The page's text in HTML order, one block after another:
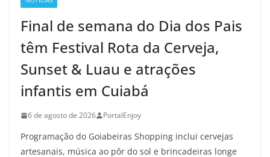
Final de semana do Dia dos Pais
têm Festival Rota da Cerveja,
Sunset & Luau e atrações
infantis em Cuiabá
6 de agosto de 2026 PortalEnjoy
Programação do Goiabeiras Shopping inclui cervejas
artesanais, música ao pôr do sol e brincadeiras longe